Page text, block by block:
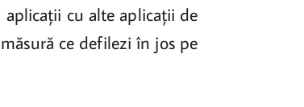
cu alte aplicații de
ce defilezi în jos pe